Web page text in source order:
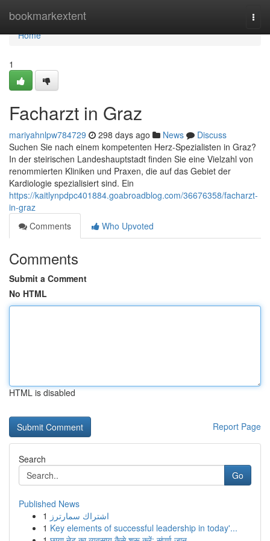
bookmarkextent
Home
Home
1
Facharzt in Graz
mariyahnlpw784729 298 days ago News
Discuss
Suchen Sie nach einem kompetenten Herz-Spezialisten in Graz?
In der steirischen Landeshauptstadt finden Sie eine Vielzahl von
renommierten Kliniken und Praxen, die auf das Gebiet der
Kardiologie spezialisiert sind. Ein
https://kaitlynpdpc401884.goabroadblog.com/36676358/facharzt-
in-graz
Comments
Who Upvoted
Comments
Submit a Comment
No HTML
HTML is disabled
Report Page
Search
Go
Published News
1 اشتراك سمارترز
1 Key elements of successful leadership in today'...